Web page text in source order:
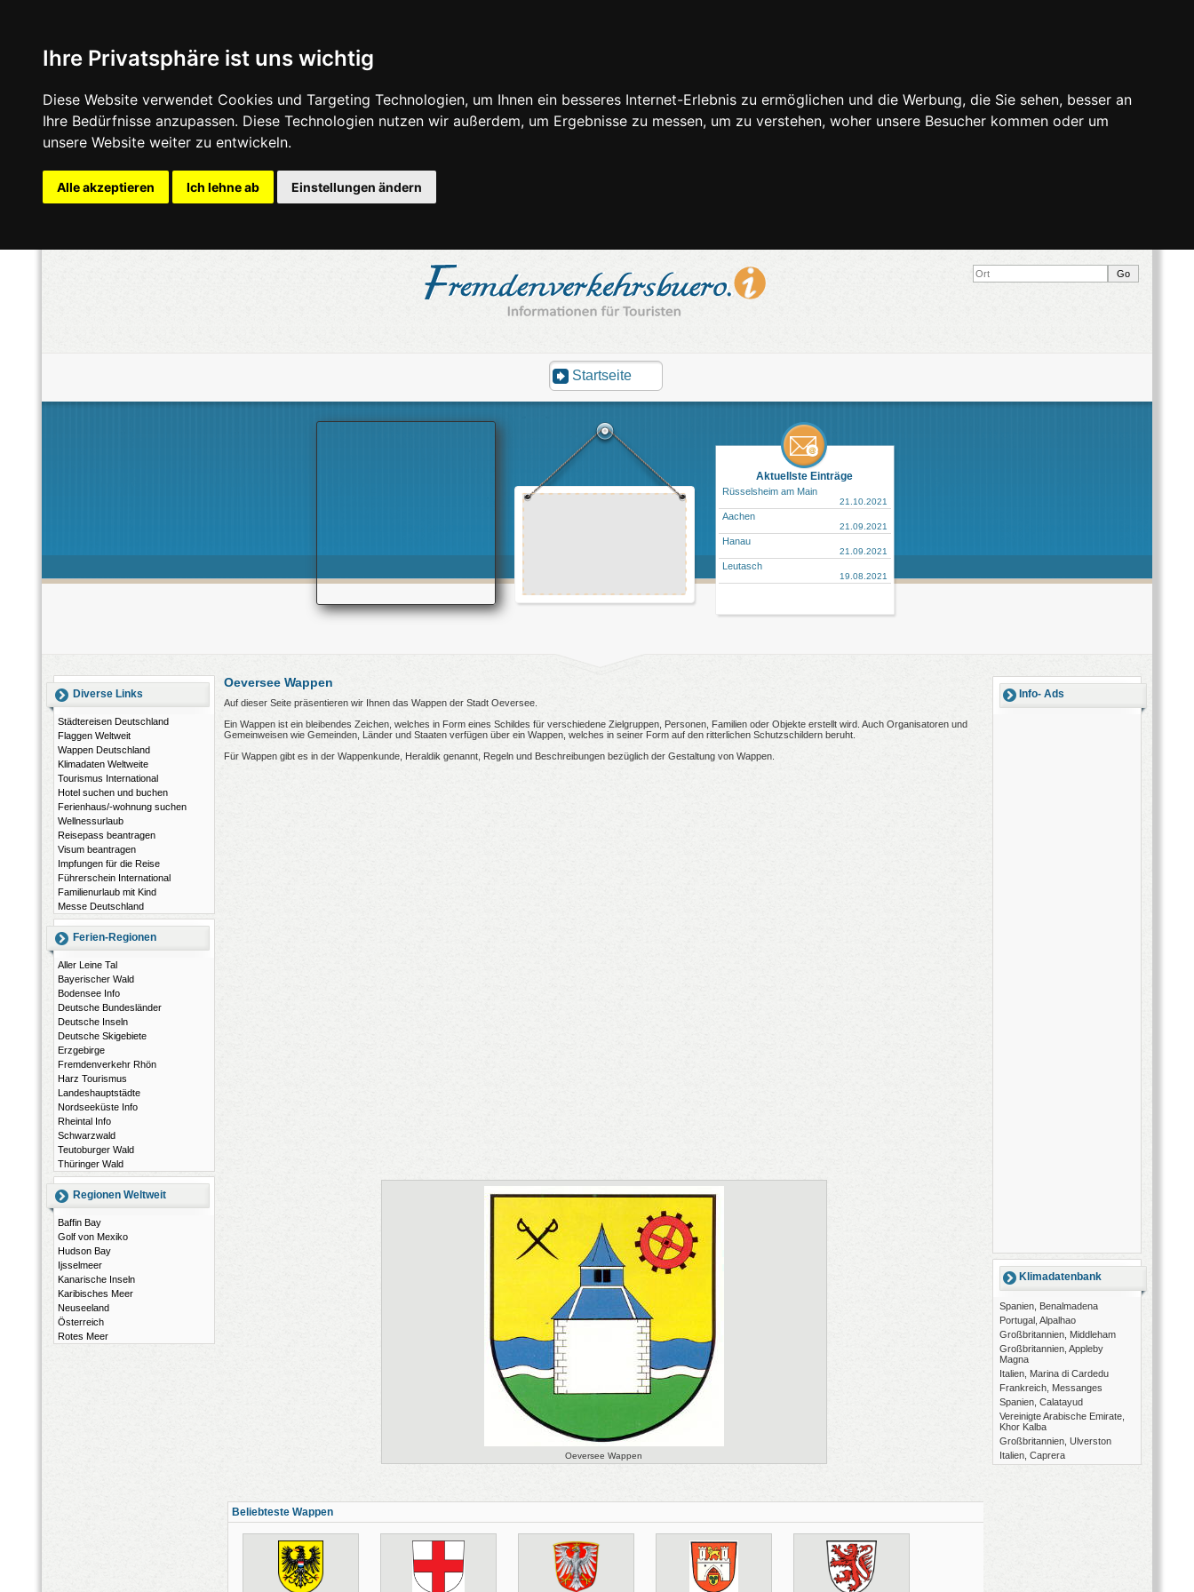
Ihre Privatsphäre ist uns wichtig
Diese Website verwendet Cookies und Targeting Technologien, um Ihnen ein besseres Internet-Erlebnis zu ermöglichen und die Werbung, die Sie sehen, besser an
Ihre Bedürfnisse anzupassen. Diese Technologien nutzen wir außerdem, um Ergebnisse zu messen, um zu verstehen, woher unsere Besucher kommen oder um
unsere Website weiter zu entwickeln.
Alle akzeptieren Ich lehne ab Einstellungen ändern
Startseite
Aktuellste Einträge
Rüsselsheim am Main
21.10.2021
Aachen
21.09.2021
Hanau
21.09.2021
Leutasch
19.08.2021
Diverse Links
Städtereisen Deutschland
Flaggen Weltweit
Wappen Deutschland
Klimadaten Weltweite
Tourismus International
Hotel suchen und buchen
Ferienhaus/-wohnung suchen
Wellnessurlaub
Reisepass beantragen
Visum beantragen
Impfungen für die Reise
Führerschein International
Familienurlaub mit Kind
Messe Deutschland
Ferien-Regionen
Aller Leine Tal
Bayerischer Wald
Bodensee Info
Deutsche Bundesländer
Deutsche Inseln
Deutsche Skigebiete
Erzgebirge
Fremdenverkehr Rhön
Harz Tourismus
Landeshauptstädte
Nordseeküste Info
Rheintal Info
Schwarzwald
Teutoburger Wald
Thüringer Wald
Regionen Weltweit
Baffin Bay
Golf von Mexiko
Hudson Bay
Ijsselmeer
Kanarische Inseln
Karibisches Meer
Neuseeland
Österreich
Rotes Meer
Info- Ads
Klimadatenbank
Spanien, Benalmadena
Portugal, Alpalhao
Großbritannien, Middleham
Großbritannien, Appleby
Magna
Italien, Marina di Cardedu
Frankreich, Messanges
Spanien, Calatayud
Vereinigte Arabische Emirate,
Khor Kalba
Großbritannien, Ulverston
Italien, Caprera
Oeversee Wappen
Auf dieser Seite präsentieren wir Ihnen das Wappen der Stadt Oeversee.
Ein Wappen ist ein bleibendes Zeichen, welches in Form eines Schildes für verschiedene Zielgruppen, Personen, Familien oder Objekte erstellt wird. Auch Organisatoren und
Gemeinweisen wie Gemeinden, Länder und Staaten verfügen über ein Wappen, welches in seiner Form auf den ritterlichen Schutzschildern beruht.
Für Wappen gibt es in der Wappenkunde, Heraldik genannt, Regeln und Beschreibungen bezüglich der Gestaltung von Wappen.
Oeversee Wappen
Beliebteste Wappen